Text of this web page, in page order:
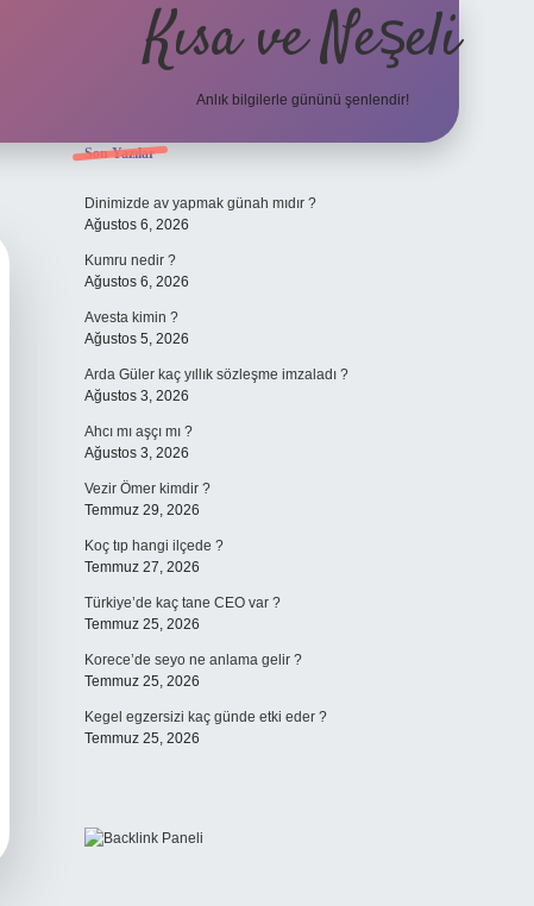
Kısa ve Neşeli
Anlık bilgilerle gününü şenlendir!
Sidebar
Son Yazılar
Dinimizde av yapmak günah mıdır ?
Ağustos 6, 2026
Kumru nedir ?
Ağustos 6, 2026
Avesta kimin ?
Ağustos 5, 2026
Arda Güler kaç yıllık sözleşme imzaladı ?
Ağustos 3, 2026
Ahcı mı aşçı mı ?
Ağustos 3, 2026
Vezir Ömer kimdir ?
Temmuz 29, 2026
Koç tıp hangi ilçede ?
Temmuz 27, 2026
Türkiye’de kaç tane CEO var ?
Temmuz 25, 2026
Korece’de seyo ne anlama gelir ?
Temmuz 25, 2026
Kegel egzersizi kaç günde etki eder ?
Temmuz 25, 2026